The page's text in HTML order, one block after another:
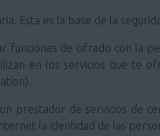
Esta es la base de la
funciones de cifrado con la
en los servicios que te
prestador de servicios de
la identidad de las